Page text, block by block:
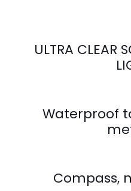
ULTRA CLEAR
Waterproof
Compass,